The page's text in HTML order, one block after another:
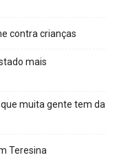
contra crianças
mais
muita gente tem da
Teresina